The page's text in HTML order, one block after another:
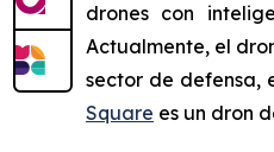
drones con
Actualmente, el
sector de defensa,
Square es un dron